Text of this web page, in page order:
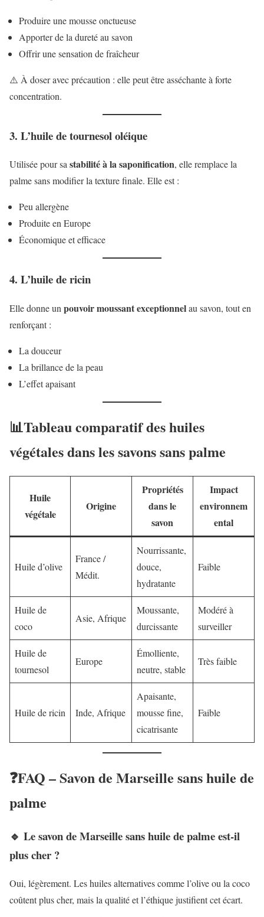
Produire une mousse onctueuse
Apporter de la dureté au savon
Offrir une sensation de fraîcheur
⚠️ À doser avec précaution : elle peut être asséchante à forte
concentration.
3. L’huile de tournesol oléique
Utilisée pour sastabilité à la saponification, elle remplace la
palme sans modifier la texture finale. Elle est :
Peu allergène
Produite en Europe
Économique et efficace
4. L’huile de ricin
Elle donne un pouvoir moussant exceptionnelau savon, tout en
renforçant :
La douceur
La brillance de la peau
L’effet apaisant
📊Tableau comparatif des huiles
végétales dans les savons sans palme
Huile
végétale
Origine
Propriétés
dans le
savon
Impact
environnem
ental
Huile d’olive
France /
Médit.
Nourrissante,
douce,
hydratante
Faible
Huile de
coco
Asie, Afrique
Moussante,
durcissante
Modéré à
surveiller
Huile de
tournesol
Europe
Émolliente,
neutre, stable
Très faible
Huile de ricin Inde, Afrique
Apaisante,
mousse fine,
cicatrisante
Faible
❓FAQ – Savon de Marseille sans huile de
palme
🔹 Le savon de Marseille sans huile de palme est-il
plus cher ?
Oui, légèrement. Les huiles alternatives comme l’olive ou la coco
coûtent plus cher, mais la qualité et l’éthique justifient cet écart.